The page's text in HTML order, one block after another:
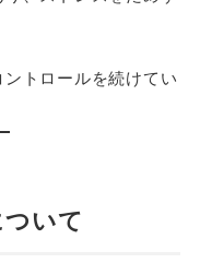
トロールを続けてい
いて